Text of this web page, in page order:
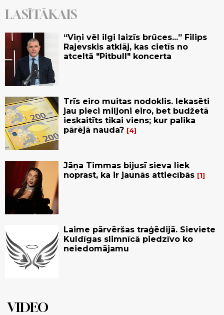
LASĪTĀKAIS
“Viņi vēl ilgi laizīs brūces...” Filips
Rajevskis atklāj, kas cietīs no
atceltā "Pitbull" koncerta
Trīs eiro muitas nodoklis. Iekasēti
jau pieci miljoni eiro, bet budžetā
ieskaitīts tikai viens; kur palika
pārējā nauda?
4
Jāņa Timmas bijusī sieva liek
noprast, ka ir jaunās attiecībās
1
Laime pārvēršas traģēdijā. Sieviete
Kuldīgas slimnīcā piedzīvo ko
neiedomājamu
VIDEO